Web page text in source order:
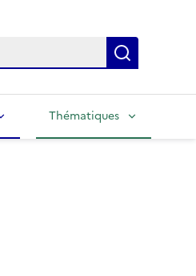
Thématiques